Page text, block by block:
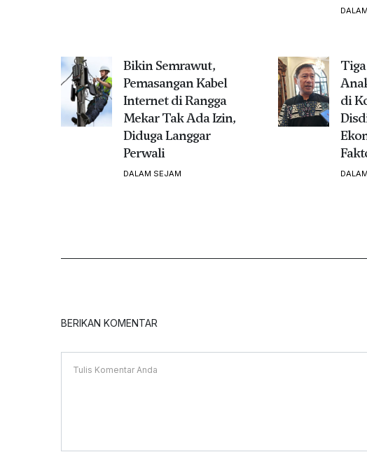
Bikin Semrawut,
Pemasangan Kabel
Internet di Rangga
Mekar Tak Ada Izin,
Diduga Langgar
Perwali
DALAM SEJAM
di
BERIKAN KOMENTAR